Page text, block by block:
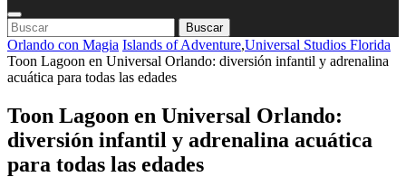
Botón
de
apertura
Botón
De
Cierre
Buscar:
Orlando con Magia Islands of Adventure,Universal Studios Florida
Toon Lagoon en Universal Orlando: diversión infantil y adrenalina
acuática para todas las edades
Toon Lagoon en Universal Orlando:
diversión infantil y adrenalina acuática
para todas las edades